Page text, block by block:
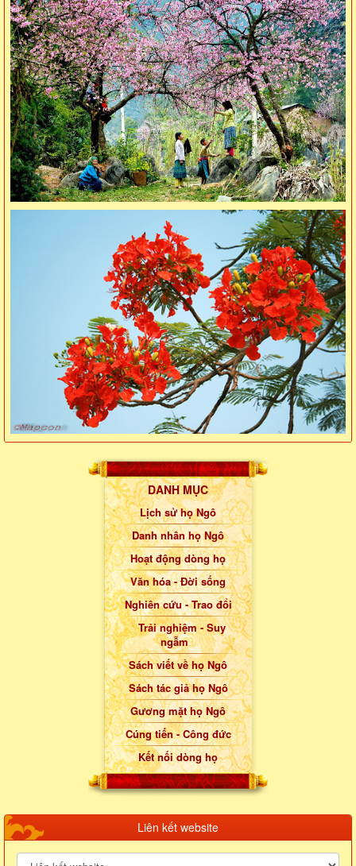
DANH MỤC
Lịch sử họ Ngô
Danh nhân họ Ngô
Hoạt động dòng họ
Văn hóa - Đời sống
Nghiên cứu - Trao đổi
Trải nghiệm - Suy
ngẫm
Sách viết về họ Ngô
Sách tác giả họ Ngô
Gương mặt họ Ngô
Cúng tiến - Công đức
Kết nối dòng họ
Liên kết website